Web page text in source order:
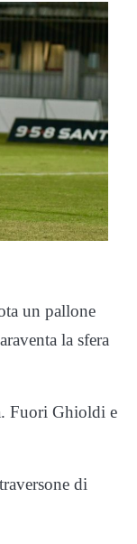
un pallone
la sfera
Fuori Ghioldi e
di